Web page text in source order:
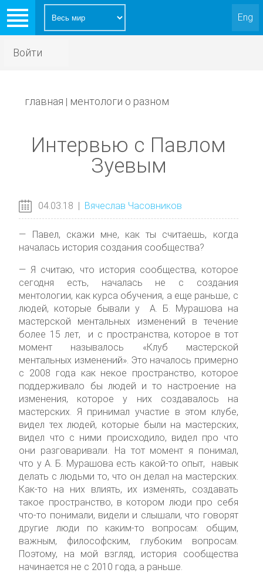
Eng
Войти
главная | ментологи о разном
Интервью с Павлом
Зуевым
04.03.18 | Вячеслав Часовников
— Павел, скажи мне, как ты считаешь, когда
началась история создания сообщества?
— Я считаю, что история сообщества, которое
сегодня есть, началась не с создания
ментологии, как курса обучения, а еще раньше, с
людей, которые бывали у А. Б. Мурашова на
мастерской ментальных изменений в течение
более 15 лет, и с пространства, которое в тот
момент называлось «Клуб мастерской
ментальных изменений». Это началось примерно
с 2008 года как некое пространство, которое
поддерживало бы людей и то настроение на
изменения, которое у них создавалось на
мастерских. Я принимал участие в этом клубе,
видел тех людей, которые были на мастерских,
видел что с ними происходило, видел про что
они разговаривали. На тот момент я понимал,
что у А. Б. Мурашова есть какой-то опыт, навык
делать с людьми то, что он делал на мастерских.
Как-то на них влиять, их изменять, создавать
такое пространство, в котором люди про себя
что-то понимали, видели и слышали, что говорят
другие люди по каким-то вопросам: общим,
важным, философским, глубоким вопросам.
Поэтому, на мой взгляд, история сообщества
начинается не с 2010 года, а раньше.